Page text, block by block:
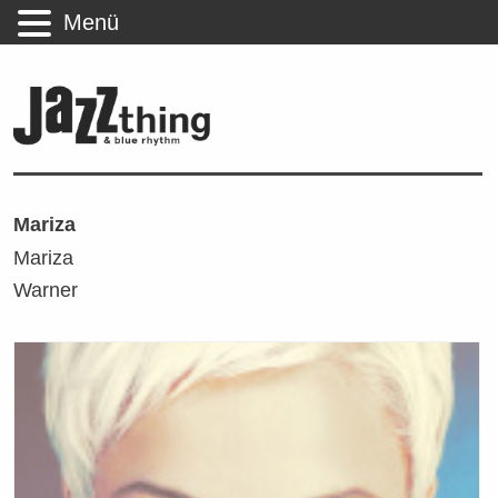
Mariza
Mariza
Warner
Menü